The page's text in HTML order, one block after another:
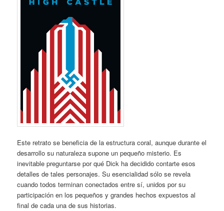
Este retrato se beneficia de la estructura coral, aunque durante el
desarrollo su naturaleza supone un pequeño misterio. Es
inevitable preguntarse por qué Dick ha decidido contarte esos
detalles de tales personajes. Su esencialidad sólo se revela
cuando todos terminan conectados entre sí, unidos por su
participación en los pequeños y grandes hechos expuestos al
final de cada una de sus historias.